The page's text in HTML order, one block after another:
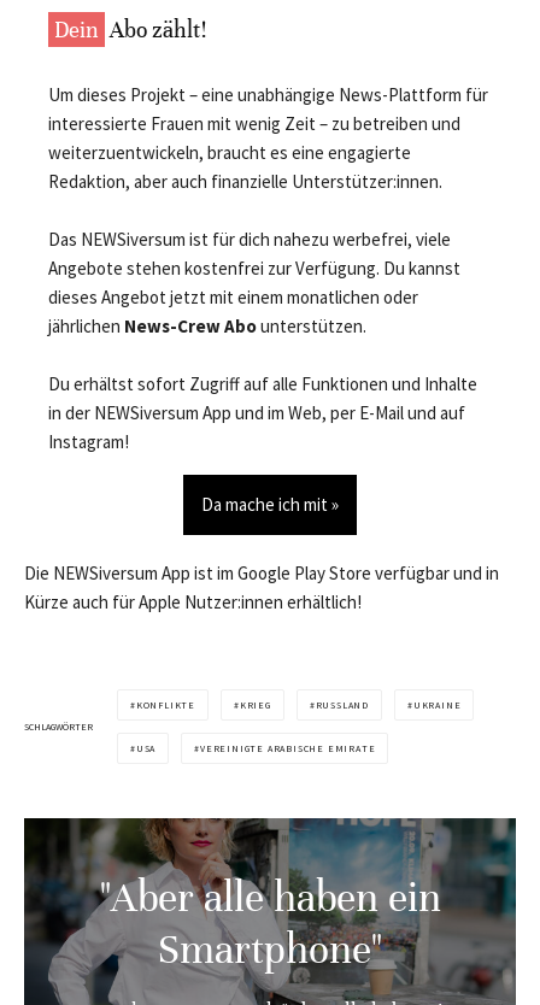
Dein Abo zählt!
Um dieses Projekt – eine unabhängige News-Plattform für
interessierte Frauen mit wenig Zeit – zu betreiben und
weiterzuentwickeln, braucht es eine engagierte
Redaktion, aber auch finanzielle Unterstützer:innen.
Das NEWSiversum ist für dich nahezu werbefrei, viele
Angebote stehen kostenfrei zur Verfügung. Du kannst
dieses Angebot jetzt mit einem monatlichen oder
jährlichen News-Crew Abounterstützen.
Du erhältst sofort Zugriff auf alle Funktionen und Inhalte
in der NEWSiversum App und im Web, per E-Mail und auf
Instagram!
Da mache ich mit »
Die NEWSiversum App ist im Google Play Store verfügbar und in
Kürze auch für Apple Nutzer:innen erhältlich!
SCHLAGWÖRTER
KONFLIKTE KRIEG RUSSLAND UKRAINE
USA VEREINIGTE ARABISCHE EMIRATE
"Aber alle haben ein
Smartphone"